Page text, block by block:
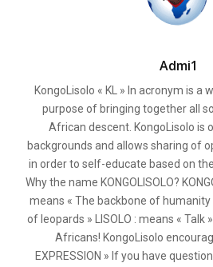
Admi1
KongoLisolo « KL » In acronym is a
purpose of bringing together all
African descent. KongoLisolo is
backgrounds and allows sharing of
in order to self-educate based on
Why the name KONGOLISOLO?
means « The backbone of humanity
of leopards » LISOLO : means « Talk
Africans! KongoLisolo
EXPRESSION » If you have